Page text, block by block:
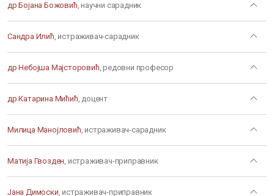
др Бојана Божовић, научни сарадник
Сандра Илић, истраживач-сарадник
др Небојша Мајсторовић, редовни професор
др Катарина Мићић, доцент
Милица Манојловић, истраживач-сарадник
Матија Гвозден, истраживач-приправник
Јана Димоски, истраживач-приправник